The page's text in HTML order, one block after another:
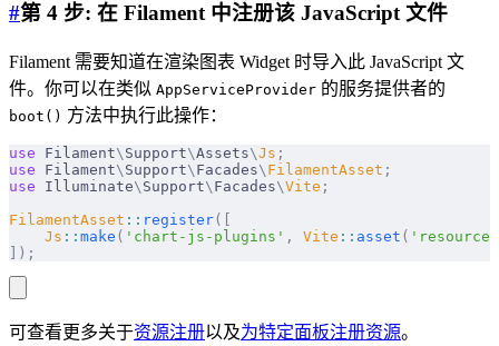
#第 4 步: 在 Filament 中注册该 JavaScript 文件
Filament 需要知道在渲染图表 Widget 时导入此 JavaScript 文
件。你可以在类似 AppServiceProvider 的服务提供者的
boot() 方法中执行此操作：
use Filament\ Support\Assets\Js ;
use Filament\ Support\ Facades\ FilamentAsset ;
use Illuminate\ Support\ Facades\Vite ;
FilamentAsset :: register([
    Js
:: make ( 'chart-js-plugins' , Vite :: asset (
]);
可查看更多关于资源注册以及为特定面板注册资源。